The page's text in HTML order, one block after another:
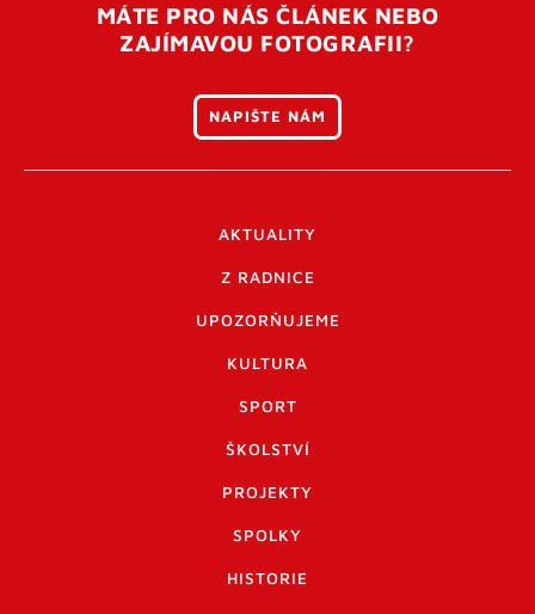
MÁTE PRO NÁS ČLÁNEK NEBO
ZAJÍMAVOU FOTOGRAFII?
NAPIŠTE NÁM
AKTUALITY
Z RADNICE
UPOZORŇUJEME
KULTURA
SPORT
ŠKOLSTVÍ
PROJEKTY
SPOLKY
HISTORIE